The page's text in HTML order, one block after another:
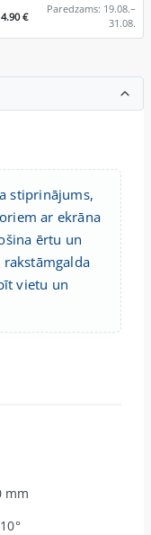
4.90 €
Paredzams: 19.08.–
31.08.
stiprinājums,
ar ekrāna
ērtu un
vietu un
mm